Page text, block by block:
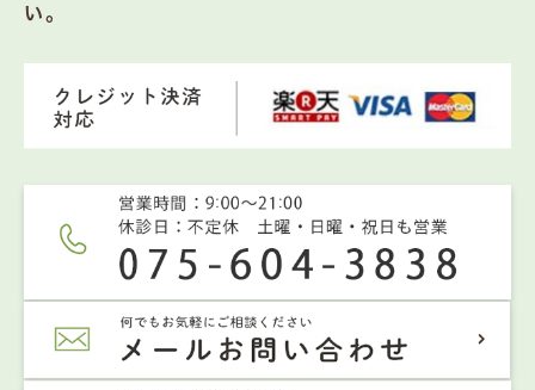
い。